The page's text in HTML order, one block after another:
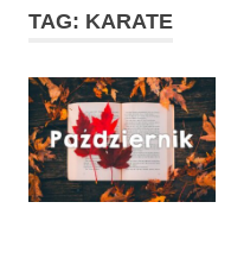
TAG: KARATE